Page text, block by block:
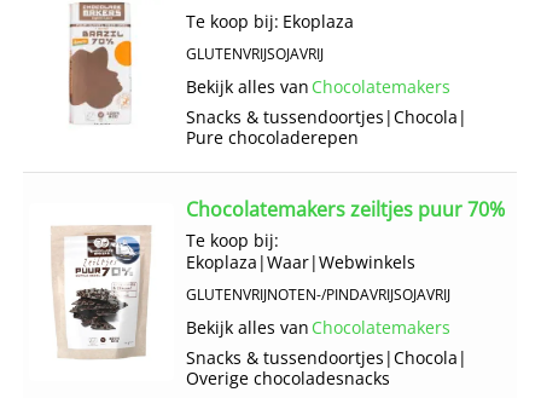
Te koop bij: Ekoplaza
GLUTENVRIJSOJAVRIJ
Bekijk alles van Chocolatemakers
Snacks & tussendoortjes |Chocola |
Pure chocoladerepen
Chocolatemakers zeiltjes puur 70%
Te koop bij:
Ekoplaza |Waar|Webwinkels
GLUTENVRIJNOTEN-/PINDAVRIJSOJAVRIJ
Bekijk alles van Chocolatemakers
Snacks & tussendoortjes |Chocola |
Overige chocoladesnacks